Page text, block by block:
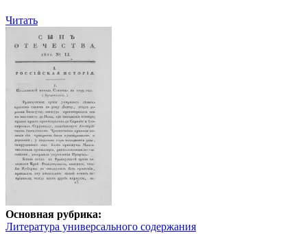
Читать
Основная рубрика:
Литература универсального содержания